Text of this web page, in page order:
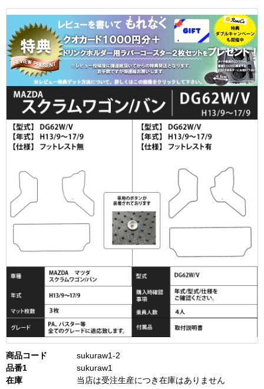
商品コード
sukuraw1-2
品番1
sukuraw1
在庫
当店は受注生産につき在庫はありません